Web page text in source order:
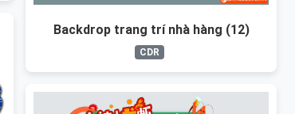
Backdrop trang trí nhà hàng (12)
CDR